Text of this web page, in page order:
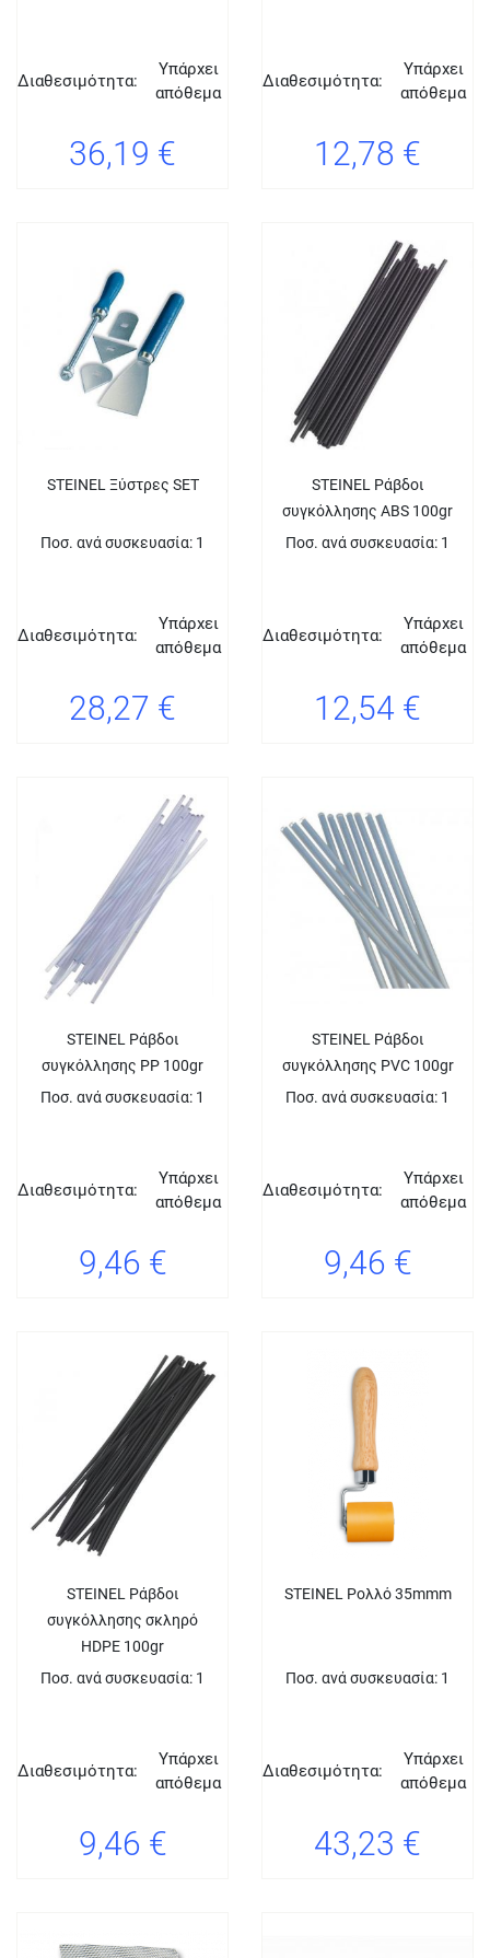
Διαθεσιμότητα:
Υπάρχει
απόθεμα
36,19 €
Διαθεσιμότητα:
Υπάρχει
απόθεμα
12,78 €
STEINEL Ξύστρες SET
Ποσ. ανά συσκευασία: 1
Διαθεσιμότητα:
Υπάρχει
απόθεμα
28,27 €
STEINEL Ράβδοι
συγκόλλησης ABS 100gr
Ποσ. ανά συσκευασία: 1
Διαθεσιμότητα:
Υπάρχει
απόθεμα
12,54 €
STEINEL Ράβδοι
συγκόλλησης PP 100gr
Ποσ. ανά συσκευασία: 1
Διαθεσιμότητα:
Υπάρχει
απόθεμα
9,46 €
STEINEL Ράβδοι
συγκόλλησης PVC 100gr
Ποσ. ανά συσκευασία: 1
Διαθεσιμότητα:
Υπάρχει
απόθεμα
9,46 €
STEINEL Ράβδοι
συγκόλλησης σκληρό
HDPE 100gr
Ποσ. ανά συσκευασία: 1
Διαθεσιμότητα:
Υπάρχει
απόθεμα
9,46 €
STEINEL Ρολλό 35mmm
Ποσ. ανά συσκευασία: 1
Διαθεσιμότητα:
Υπάρχει
απόθεμα
43,23 €